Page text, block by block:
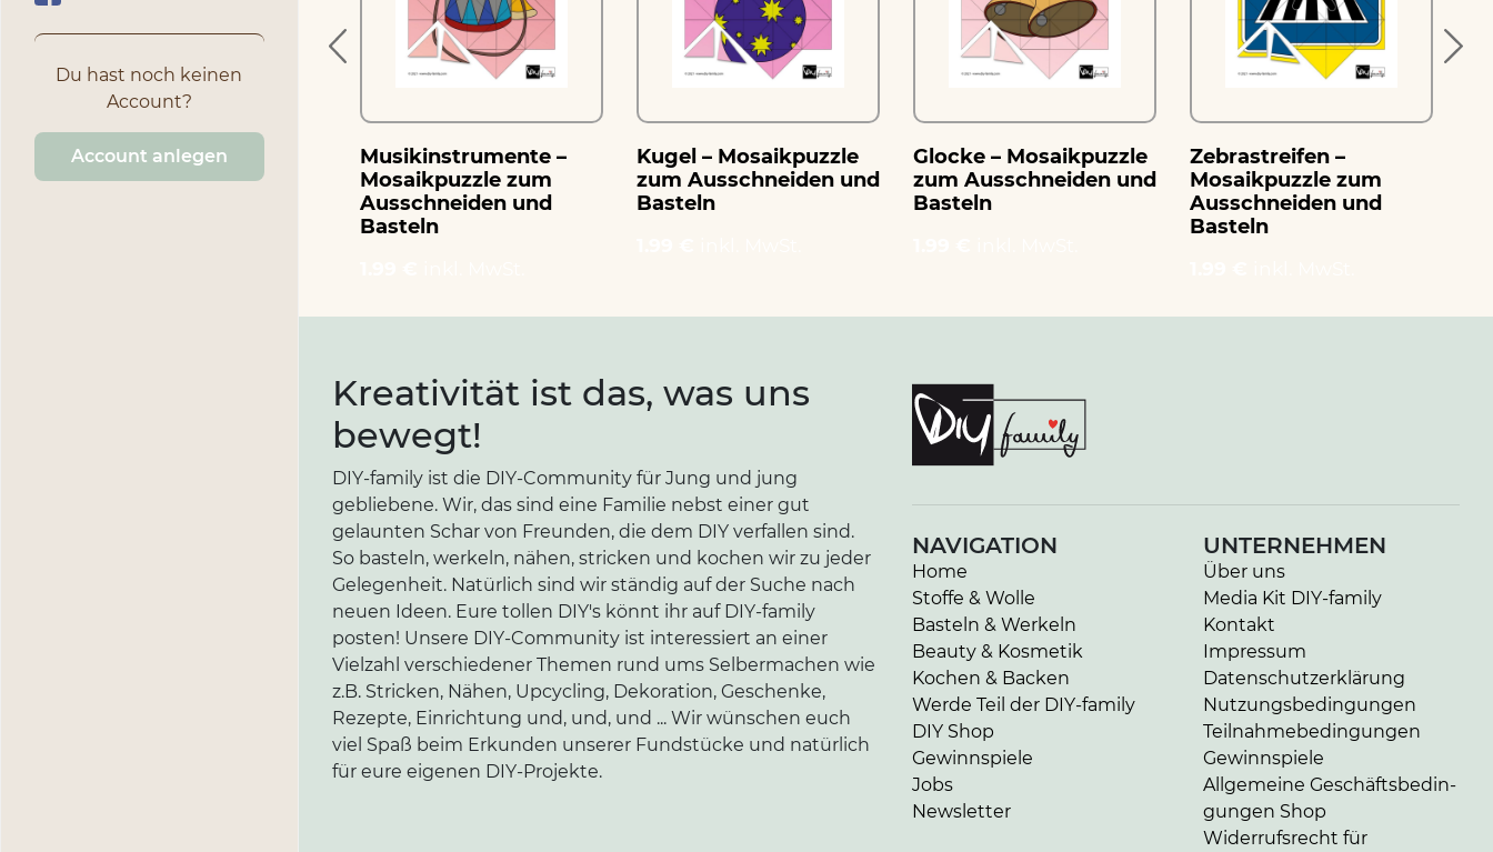
Du hast noch keinen
Account?
Account anlegen
Musikinstrumente –
Mosaikpuzzle zum
Ausschneiden und
Basteln
Kugel – Mosaikpuzzle
zum Ausschneiden und
Basteln
Glocke – Mosaikpuzzle
zum Ausschneiden und
Basteln
Zebrastreifen –
Mosaikpuzzle zum
Ausschneiden und
Basteln
Kreativität ist das, was uns
bewegt!
DIY-family ist die DIY-Community für Jung und jung
gebliebene. Wir, das sind eine Familie nebst einer gut
gelaunten Schar von Freunden, die dem DIY verfallen sind.
So basteln, werkeln, nähen, stricken und kochen wir zu jeder
Gelegenheit. Natürlich sind wir ständig auf der Suche nach
neuen Ideen. Eure tollen DIY's könnt ihr auf DIY-family
posten! Unsere DIY-Community ist interessiert an einer
Vielzahl verschiedener Themen rund ums Selbermachen wie
z.B. Stricken, Nähen, Upcycling, Dekoration, Geschenke,
Rezepte, Einrichtung und, und, und ... Wir wünschen euch
viel Spaß beim Erkunden unserer Fundstücke und natürlich
für eure eigenen DIY-Projekte.
NAVIGATION
Home
Stoffe & Wolle
Basteln & Werkeln
Beauty & Kosmetik
Kochen & Backen
Werde Teil der DIY-family
DIY Shop
Gewinnspiele
Jobs
Newsletter
UNTERNEHMEN
Über uns
Media Kit DIY-family
Kontakt
Impressum
Da­ten­schutz­er­klä­rung
Nut­zungs­be­din­gun­gen
Teil­nah­me­be­din­gun­gen
Gewinnspiele
Allgemeine Ge­schäfts­be­din­
gun­gen Shop
Widerrufsrecht für